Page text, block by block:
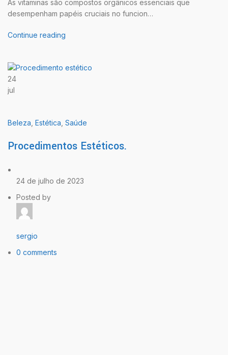
As vitaminas são compostos orgânicos essenciais que
desempenham papéis cruciais no funcion…
Continue reading
24
jul
Beleza Estética Saúde
Procedimentos Estéticos.
24 de julho de 2023
Posted by
sergio
0 comments